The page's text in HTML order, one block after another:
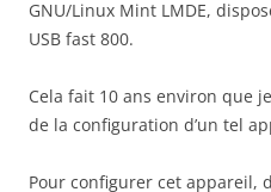
GNU/Linux Mint LMDE,
USB fast 800.
Cela fait 10 ans environ que
de la configuration d’un tel
Pour configurer cet appareil,